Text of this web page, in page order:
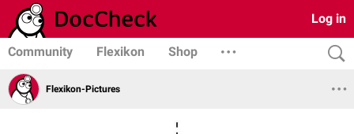
Log in
Community Flexikon Shop
Flexikon-Pictures